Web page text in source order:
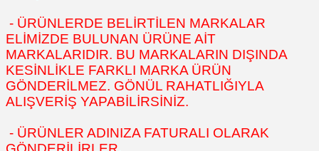
- ÜRÜNLERDE BELİRTİLEN MARKALAR
ELİMİZDE BULUNAN ÜRÜNE AİT
MARKALARIDIR. BU MARKALARIN DIŞINDA
KESİNLİKLE FARKLI MARKA ÜRÜN
GÖNDERİLMEZ. GÖNÜL RAHATLIĞIYLA
ALIŞVERİŞ YAPABİLİRSİNİZ.
- ÜRÜNLER ADINIZA FATURALI OLARAK